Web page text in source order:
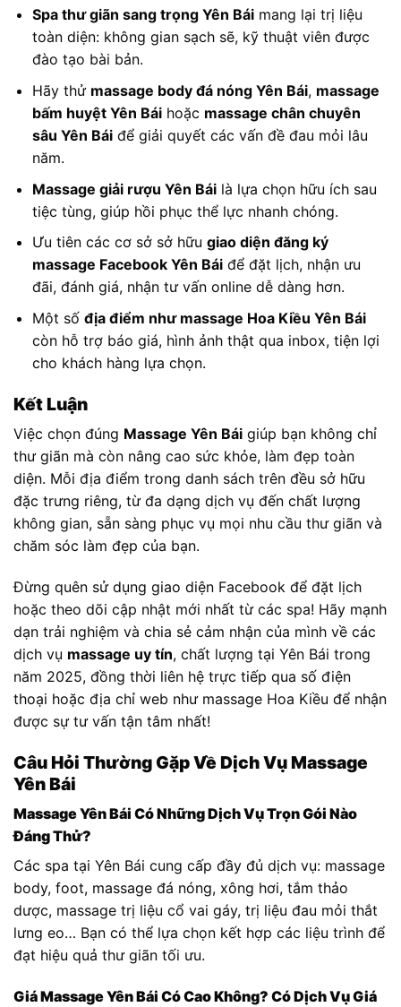
Spa thư giãn sang trọng Yên Báimang lại trị liệu
toàn diện: không gian sạch sẽ, kỹ thuật viên được
đào tạo bài bản.
Hãy thử massage body đá nóng Yên Bái, massage
bấm huyệt Yên Báihoặc massage chân chuyên
sâu Yên Báiđể giải quyết các vấn đề đau mỏi lâu
năm.
Massage giải rượu Yên Báilà lựa chọn hữu ích sau
tiệc tùng, giúp hồi phục thể lực nhanh chóng.
Ưu tiên các cơ sở sở hữu giao diện đăng ký
massage Facebook Yên Báiđể đặt lịch, nhận ưu
đãi, đánh giá, nhận tư vấn online dễ dàng hơn.
Một số địa điểm như massage Hoa Kiều Yên Bái
còn hỗ trợ báo giá, hình ảnh thật qua inbox, tiện lợi
cho khách hàng lựa chọn.
Kết Luận
Việc chọn đúng Massage Yên Bái giúp bạn không chỉ
thư giãn mà còn nâng cao sức khỏe, làm đẹp toàn
diện. Mỗi địa điểm trong danh sách trên đều sở hữu
đặc trưng riêng, từ đa dạng dịch vụ đến chất lượng
không gian, sẵn sàng phục vụ mọi nhu cầu thư giãn và
chăm sóc làm đẹp của bạn.
Đừng quên sử dụng giao diện Facebook để đặt lịch
hoặc theo dõi cập nhật mới nhất từ các spa! Hãy mạnh
dạn trải nghiệm và chia sẻ cảm nhận của mình về các
dịch vụ massage uy tín, chất lượng tại Yên Bái trong
năm 2025, đồng thời liên hệ trực tiếp qua số điện
thoại hoặc địa chỉ web như massage Hoa Kiều để nhận
được sự tư vấn tận tâm nhất!
Câu Hỏi Thường Gặp Về Dịch Vụ Massage
Yên Bái
Massage Yên Bái Có Những Dịch Vụ Trọn Gói Nào
Đáng Thử?
Các spa tại Yên Bái cung cấp đầy đủ dịch vụ: massage
body, foot, massage đá nóng, xông hơi, tắm thảo
dược, massage trị liệu cổ vai gáy, trị liệu đau mỏi thắt
lưng eo… Bạn có thể lựa chọn kết hợp các liệu trình để
đạt hiệu quả thư giãn tối ưu.
Giá Massage Yên Bái Có Cao Không? Có Dịch Vụ Giá